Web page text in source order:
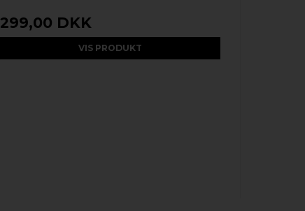
299,00 DKK
VIS PRODUKT